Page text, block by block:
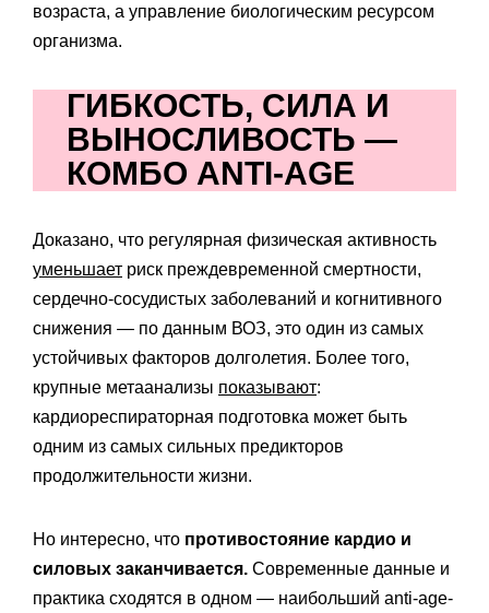
возраста, а управление биологическим ресурсом
организма.
ГИБКОСТЬ, СИЛА И
ВЫНОСЛИВОСТЬ —
КОМБО ANTI-AGE
Доказано, что регулярная физическая активность
уменьшает риск преждевременной смертности,
сердечно-сосудистых заболеваний и когнитивного
снижения — по данным ВОЗ, это один из самых
устойчивых факторов долголетия. Более того,
крупные метаанализы показывают:
кардиореспираторная подготовка может быть
одним из самых сильных предикторов
продолжительности жизни.
Но интересно, что противостояние ‎кардио‎ и
силовых заканчивается. Современные данные и
практика сходятся в одном — наибольший anti-age-